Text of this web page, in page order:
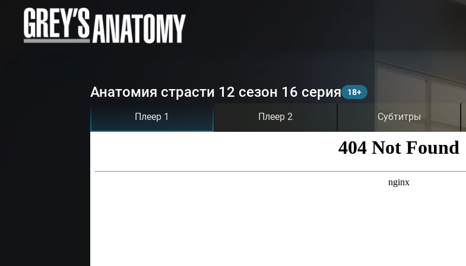
Анатомия страсти 12 сезон 16 серия
Плеер 1 Плеер 2 Субтитры